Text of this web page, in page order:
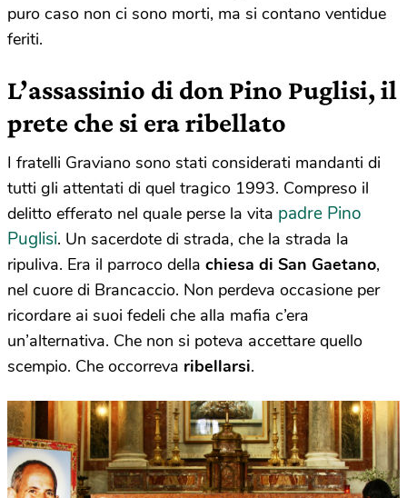
puro caso non ci sono morti, ma si contano ventidue
feriti.
L’assassinio di don Pino Puglisi, il
prete che si era ribellato
I fratelli Graviano sono stati considerati mandanti di
tutti gli attentati di quel tragico 1993. Compreso il
delitto efferato nel quale perse la vita padre Pino
Puglisi. Un sacerdote di strada, che la strada la
ripuliva. Era il parroco della chiesa di San Gaetano,
nel cuore di Brancaccio. Non perdeva occasione per
ricordare ai suoi fedeli che alla mafia c’era
un’alternativa. Che non si poteva accettare quello
scempio. Che occorreva ribellarsi.